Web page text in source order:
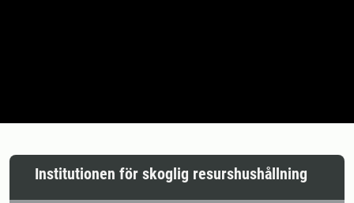
Institutionen för skoglig resurshushållning